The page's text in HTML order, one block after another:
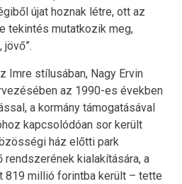
újat hoznak létre, ott az
tekintés mutatkozik meg,
Imre stílusában, Nagy Ervin
az 1990-es években
a kormány támogatásával
kapcsolódóan sor került
ház előtti park
kialakítására, a
millió forintba került – tette